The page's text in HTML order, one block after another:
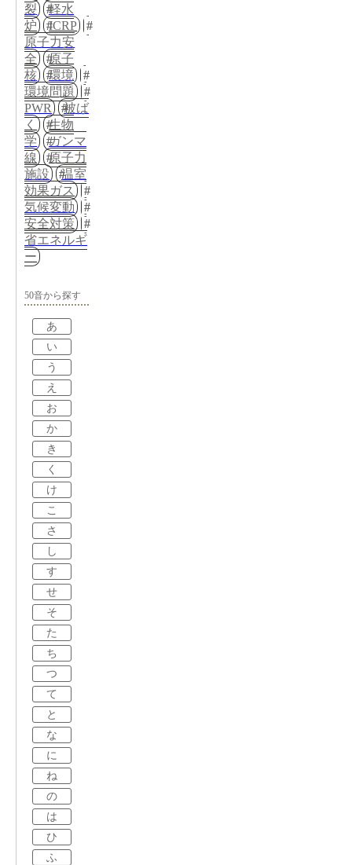
裂
軽水
炉
ICRP
原子力安
全
原子
核
環境
環境問題
PWR
被ば
く
生物
学
ガンマ
線
原子力
施設
温室
効果ガス
気候変動
安全対策
省エネルギ
ー
50音から探す
あ
い
う
え
お
か
き
く
け
こ
さ
し
す
せ
そ
た
ち
つ
て
と
な
に
ね
の
は
ひ
ふ